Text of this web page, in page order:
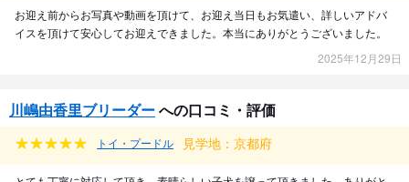
お迎え前からお写真や動画を頂けて、お迎え当日もお気遣い、詳しいアドバ
イスを頂けて安心してお迎えできました。本当にありがとうございました。
2025年12月29日
川嶋由香里ブリーダーへの口コミ・評価
トイ・プードル 見学地：京都府